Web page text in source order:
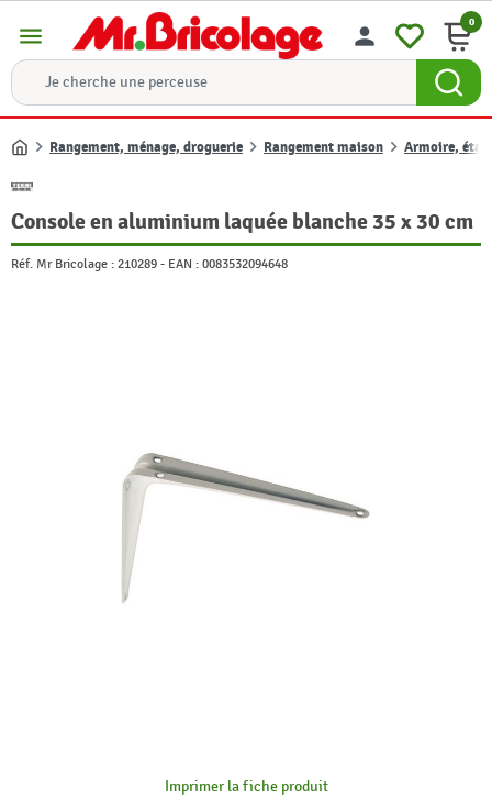
menu person 0
Accueil
Rangement, ménage, droguerie Rangement maison Armoire,
Console en aluminium laquée blanche 35 x 30 cm
Réf. Mr Bricolage : 210289 - EAN : 0083532094648
Imprimer la fiche produit